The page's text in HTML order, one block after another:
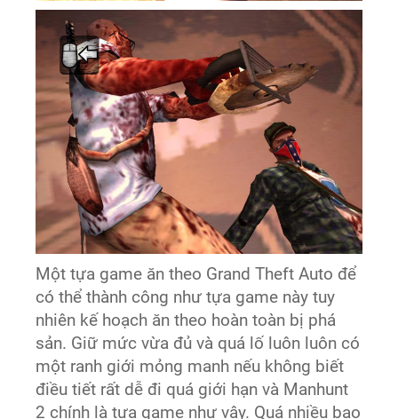
Một tựa game ăn theo Grand Theft Auto để
có thể thành công như tựa game này tuy
nhiên kế hoạch ăn theo hoàn toàn bị phá
sản. Giữ mức vừa đủ và quá lố luôn luôn có
một ranh giới mỏng manh nếu không biết
điều tiết rất dễ đi quá giới hạn và Manhunt
2 chính là tựa game như vậy. Quá nhiều bạo